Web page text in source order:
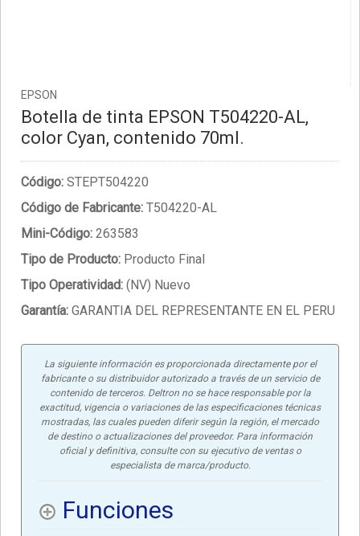
EPSON
Botella de tinta EPSON T504220-AL,
color Cyan, contenido 70ml.
Código: STEPT504220
Código de Fabricante: T504220-AL
Mini-Código: 263583
Tipo de Producto: Producto Final
Tipo Operatividad: (NV) Nuevo
Garantía: GARANTIA DEL REPRESENTANTE EN EL PERU
La siguiente información es proporcionada directamente por el
fabricante o su distribuidor autorizado a través de un servicio de
contenido de terceros. Deltron no se hace responsable por la
exactitud, vigencia o variaciones de las especificaciones técnicas
mostradas, las cuales pueden diferir según la región, el mercado
de destino o actualizaciones del proveedor. Para información
oficial y definitiva, consulte con su ejecutivo de ventas o
especialista de marca/producto.
Funciones